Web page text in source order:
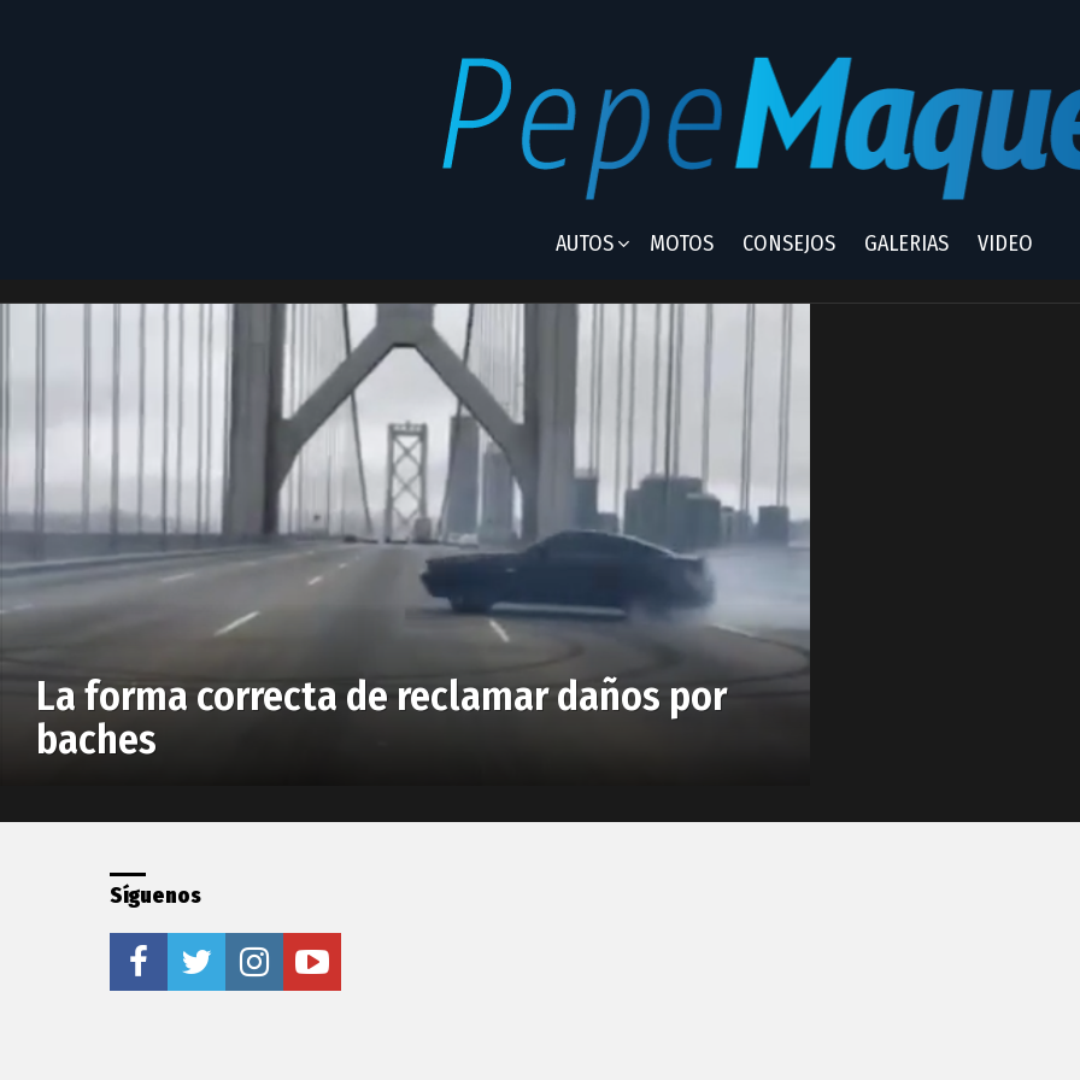
AUTOS MOTOS CONSEJOS GALERIAS VIDEO
reclamos
stories
La forma correcta de reclamar daños por
baches
Síguenos
facebooktwitter instagramyoutube